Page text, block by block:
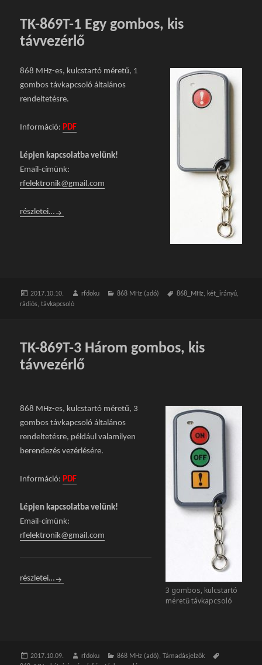
TK-869T-1 Egy gombos, kis
távvezérlő
868 MHz-es, kulcstartó méretű, 1
gombos távkapcsoló általános
rendeltetésre.
Információ: PDF
Lépjen kapcsolatba velünk!
Email-címünk:
rfelektronik@gmail.com
TK-869T-1 Egy gombos, kis távvezérlő
részletei…
Közzétéve
2017.10.10. Szerző
rfdoku Kategória
868 MHz (adó) Címke
868_MHz, két_irányú,
rádiós,távkapcsoló
TK-869T-3 Három gombos, kis
távvezérlő
3 gombos, kulcstartó
méretű távkapcsoló
868 MHz-es, kulcstartó méretű, 3
gombos távkapcsoló általános
rendeltetésre, például valamilyen
berendezés vezérlésére.
Információ:PDF
Lépjen kapcsolatba velünk!
Email-címünk:
rfelektronik@gmail.com
TK-869T-3 Három gombos, kis távvezérlő
részletei…
Közzétéve
2017.10.09. Szerző
rfdoku Kategória
868 MHz (adó),Támadásjelzők